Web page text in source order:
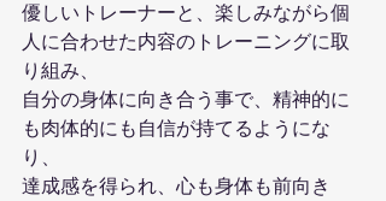
優しいトレーナーと、楽しみながら個
人に合わせた内容のトレーニングに取
り組み、
自分の身体に向き合う事で、精神的に
も肉体的にも自信が持てるようにな
り、
達成感を得られ、心も身体も前向き